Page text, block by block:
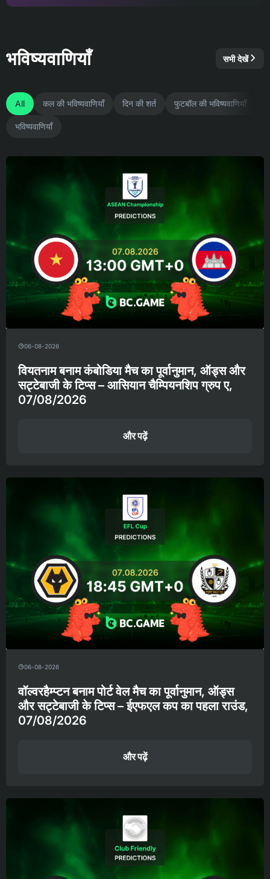
भविष्यवाणियाँ सभी देखें
All कल की भविष्यवाणियाँ दिन की शर्त फुटबॉल की भविष्यवाणियाँ
भविष्यवाणियाँ
06-08-2026
वियतनाम बनाम कंबोडिया मैच का पूर्वानुमान, ऑड्स और
सट्टेबाजी के टिप्स – आसियान चैम्पियनशिप ग्रुप ए,
07/08/2026
और पढ़ें
06-08-2026
वॉल्वरहैम्प्टन बनाम पोर्ट वेल मैच का पूर्वानुमान, ऑड्स
और सट्टेबाजी के टिप्स – ईएफएल कप का पहला राउंड,
07/08/2026
और पढ़ें